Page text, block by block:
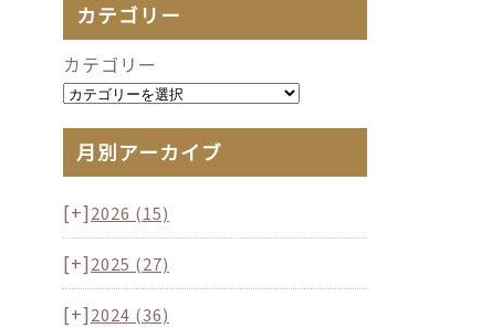
カテゴリー
カテゴリー
月別アーカイブ
[+]2026 (15)
[+]2025 (27)
[+]2024 (36)